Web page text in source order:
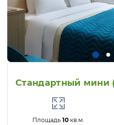
Стандартный мини
Площадь10 кв.м.